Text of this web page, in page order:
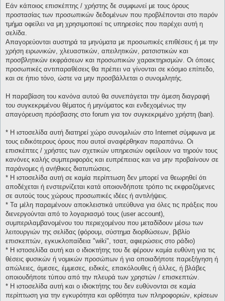
Εάν κάποιος επισκέπτης / χρήστης δε συμφωνεί με τους όρους
προστασίας των προσωπικών δεδομένων που προβλέπονται στο παρόν
τμήμα οφείλει να μη χρησιμοποιεί τις υπηρεσίες που παρέχει αυτή η
σελίδα.
Απαγορεύονται αυστηρά τα μηνύματα με προσωπικές επιθέσεις ή με την
χρήση ειρωνικών, χλευαστικών, απειλητικών, ρατσιστικών και
προσβλητικών εκφράσεων και προσωπικών χαρακτηρισμών. Οι όποιες
προσωπικές αντιπαραθέσεις θα πρέπει να γίνονται σε κόσμιο επίπεδο,
και σε ήπιο τόνο, ώστε να μην προσβάλλεται ο συνομιλητής.
Η παραβίαση του κανόνα αυτού θα συνεπάγεται την άμεση διαγραφή
του συγκεκριμένου θέματος ή μηνύματος και ενδεχομένως την
απαγόρευση πρόσβασης στο forum για τον συγκεκριμένο χρήστη (ban).
* H ιστοσελίδα αυτή διατηρεί χώρο συνομιλιών στο Internet σύμφωνα με
τους ειδικότερους όρους που αυτοί αναφέρθηκαν παραπάνω. Οι
επισκέπτες / χρήστες των σχετικών υπηρεσιών οφείλουν να τηρούν τους
κανόνες καλής συμπεριφοράς και ευπρέπειας και να μην προβαίνουν σε
παράνομες ή ανήθικες διατυπώσεις.
* H ιστοσελίδα αυτή σε καμία περίπτωση δεν μπορεί να θεωρηθεί ότι
αποδέχεται ή ενστερνίζεται κατά οποιονδήποτε τρόπο τις εκφραζόμενες
σε αυτούς τους χώρους προσωπικές ιδέες ή αντιλήψεις.
* Τα μέλη παραμένουν αποκλειστικά υπεύθυνα για όλες τις πράξεις που
διενεργούνται από το λογαριασμό τους (user account),
συμπεριλαμβανομένου του περιεχομένου που μεταδίδουν μέσω των
λειτουργιών της σελίδας (φόρουμ, σύστημα διορθώσεων, βιβλίο
επισκεπτών, εγκυκλοπαίδεια "wiki", τσατ, αφιερώσεις στο ράδιο)
* H ιστοσελίδα αυτή και ο ιδιοκτήτης του δε φέρουν καμία ευθύνη για τις
θέσεις φυσικών ή νομικών προσώπων ή για οποιαδήποτε παρεξήγηση ή
απώλειες, άμεσες, έμμεσες, ειδικές, επακόλουθες ή άλλες, ή βλάβες
οποιουδήποτε τύπου από την πλευρά των χρηστών / επισκεπτών.
* H ιστοσελίδα αυτή και ο ιδιοκτήτης του δεν ευθύνονται σε καμία
περίπτωση για την εγκυρότητα και ορθότητα των πληροφοριών, κρίσεων